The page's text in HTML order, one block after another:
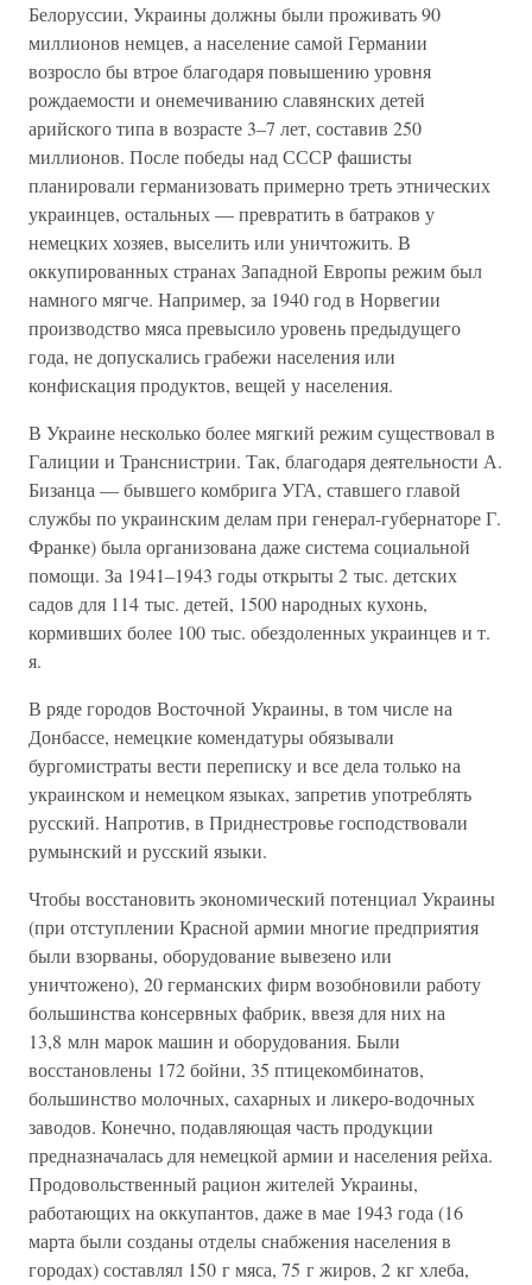
Белоруссии, Украины должны были проживать 90
миллионов немцев, а население самой Германии
возросло бы втрое благодаря повышению уровня
рождаемости и онемечиванию славянских детей
арийского типа в возрасте 3–7 лет, составив 250
миллионов. После победы над СССР фашисты
планировали германизовать примерно треть этнических
украинцев, остальных — превратить в батраков у
немецких хозяев, выселить или уничтожить. В
оккупированных странах Западной Европы режим был
намного мягче. Например, за 1940 год в Норвегии
производство мяса превысило уровень предыдущего
года, не допускались грабежи населения или
конфискация продуктов, вещей у населения.
В Украине несколько более мягкий режим существовал в
Галиции и Транснистрии. Так, благодаря деятельности А.
Бизанца — бывшего комбрига УГА, ставшего главой
службы по украинским делам при генерал-губернаторе Г.
Франке) была организована даже система социальной
помощи. За 1941–1943 годы открыты 2 тыс. детских
садов для 114 тыс. детей, 1500 народных кухонь,
кормивших более 100 тыс. обездоленных украинцев и т.
я.
В ряде городов Восточной Украины, в том числе на
Донбассе, немецкие комендатуры обязывали
бургомистраты вести переписку и все дела только на
украинском и немецком языках, запретив употреблять
русский. Напротив, в Приднестровье господствовали
румынский и русский языки.
Чтобы восстановить экономический потенциал Украины
(при отступлении Красной армии многие предприятия
были взорваны, оборудование вывезено или
уничтожено), 20 германских фирм возобновили работу
большинства консервных фабрик, ввезя для них на
13,8 млн марок машин и оборудования. Были
восстановлены 172 бойни, 35 птицекомбинатов,
большинство молочных, сахарных и ликеро-водочных
заводов. Конечно, подавляющая часть продукции
предназначалась для немецкой армии и населения рейха.
Продовольственный рацион жителей Украины,
работающих на оккупантов, даже в мае 1943 года (16
марта были созданы отделы снабжения населения в
городах) составлял 150 г мяса, 75 г жиров, 2 кг хлеба,